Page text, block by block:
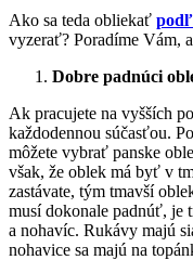
Ako sa teda obliekať
vyzerať? Poradíme Vám,
Dobre padnúci
Ak pracujete na vyšších
každodennou súčasťou.
môžete vybrať panske
však, že oblek má byť v
zastávate, tým tmavší
musí dokonale padnúť, je
a nohavíc. Rukávy majú
nohavice sa majú na